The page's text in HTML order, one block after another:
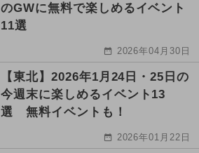
のGWに無料で楽しめるイベント
11選
2026年04月30日
【東北】2026年1月24日・25日の
今週末に楽しめるイベント13
選 無料イベントも！
2026年01月22日